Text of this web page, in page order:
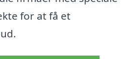
for at få et